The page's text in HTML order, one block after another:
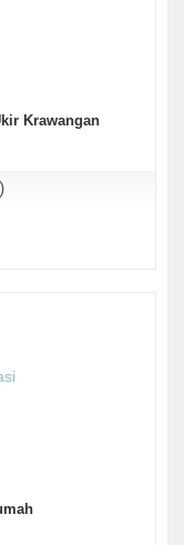
Krawangan